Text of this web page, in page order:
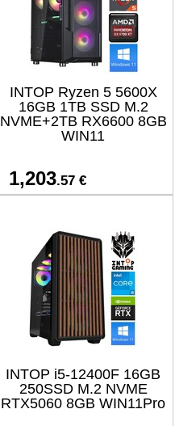
INTOP Ryzen 5 5600X
16GB 1TB SSD M.2
NVME+2TB RX6600 8GB
WIN11
1,203.57 €
INTOP i5-12400F 16GB
250SSD M.2 NVME
RTX5060 8GB WIN11Pro